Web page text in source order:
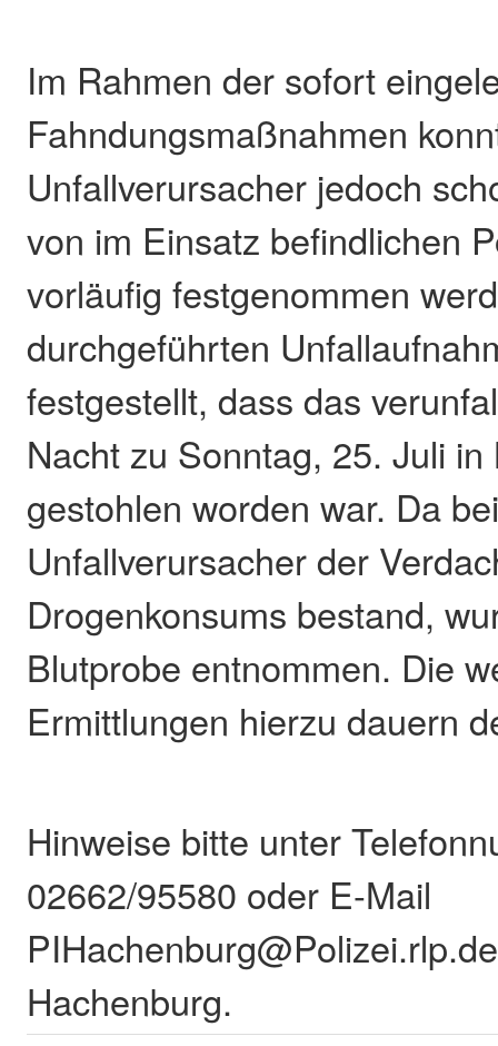
Im Rahmen der sofort
Fahndungsmaßnahmen
Unfallverursacher jedoch
von im Einsatz befindlichen
vorläufig festgenommen
durchgeführten
festgestellt, dass das
Nacht zu Sonntag, 25. Juli
gestohlen worden war. Da
Unfallverursacher der
Drogenkonsums bestand,
Blutprobe entnommen. Die
Ermittlungen hierzu dauern
Hinweise bitte unter
02662/95580 oder E-Mail
Hachenburg.